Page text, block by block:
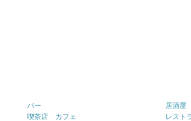
バー
居酒屋
喫茶店 カフェ
レスト